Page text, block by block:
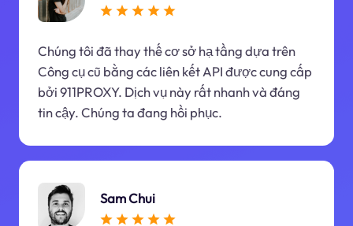
Chúng tôi đã thay thế cơ sở hạ tầng dựa trên
Công cụ cũ bằng các liên kết API được cung cấp
bởi 911PROXY. Dịch vụ này rất nhanh và đáng
tin cậy. Chúng ta đang hồi phục.
Sam Chui